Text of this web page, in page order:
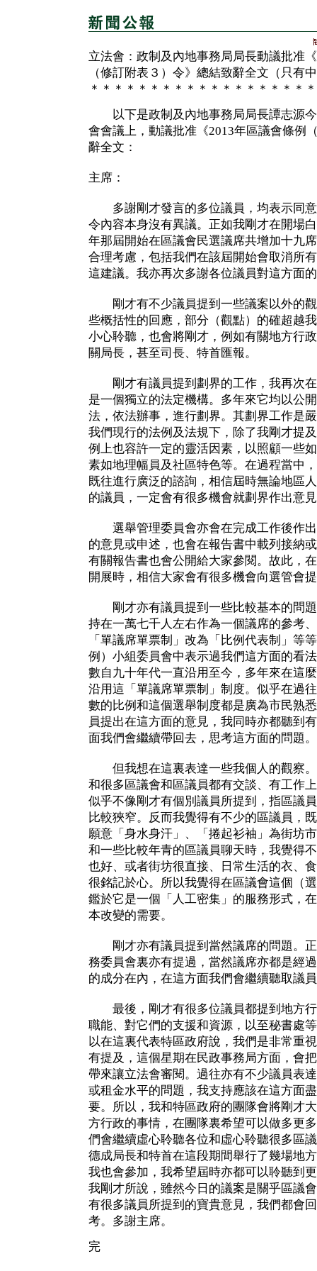
立法會：政制及內地事務局局長動議批准
（修訂附表３）令》總結致辭全文（只有
＊＊＊＊＊＊＊＊＊＊＊＊＊＊＊＊＊＊
以下是政制及內地事務局局長譚志源今
會會議上，動議批准《2013年區議會條例
辭全文：
主席：
多謝剛才發言的多位議員，均表示同意
令內容本身沒有異議。正如我剛才在開場
年那屆開始在區議會民選議席共增加十九
合理考慮，包括我們在該屆開始會取消所
這建議。我亦再次多謝各位議員對這方面
剛才有不少議員提到一些議案以外的觀
些概括性的回應，部分（觀點）的確超越
小心聆聽，也會將剛才，例如有關地方行
關局長，甚至司長、特首匯報。
剛才有議員提到劃界的工作，我再次在
是一個獨立的法定機構。多年來它均以公
法，依法辦事，進行劃界。其劃界工作是
我們現行的法例及法規下，除了我剛才提
例上也容許一定的靈活因素，以照顧一些
素如地理幅員及社區特色等。在過程當中
既往進行廣泛的諮詢，相信屆時無論地區
的議員，一定會有很多機會就劃界作出意
選舉管理委員會亦會在完成工作後作出
的意見或申述，也會在報告書中載列接納
有關報告書也會公開給大家參閱。故此，
開展時，相信大家會有很多機會向選管會
剛才亦有議員提到一些比較基本的問題
持在一萬七千人左右作為一個議席的參考
「單議席單票制」改為「比例代表制」等
例）小組委員會中表示過我們這方面的看
數自九十年代一直沿用至今，多年來在這
沿用這「單議席單票制」制度。似乎在過
數的比例和這個選舉制度都是廣為市民熟
員提出在這方面的意見，我同時亦都聽到
面我們會繼續帶回去，思考這方面的問題。
但我想在這裏表達一些我個人的觀察。
和很多區議會和區議員都有交談、有工作
似乎不像剛才有個別議員所提到，指區議
比較狹窄。反而我覺得有不少的區議員，
願意「身水身汗」、「捲起衫袖」為街坊
和一些比較年青的區議員聊天時，我覺得
也好、或者街坊很直接、日常生活的衣、
很銘記於心。所以我覺得在區議會這個（
鑑於它是一個「人工密集」的服務形式，
本改變的需要。
剛才亦有議員提到當然議席的問題。正
務委員會裏亦有提過，當然議席亦都是經
的成分在內，在這方面我們會繼續聽取議
最後，剛才有很多位議員都提到地方行
職能、對它們的支援和資源，以至秘書處
以在這裏代表特區政府說，我們是非常重
有提及，這個星期在民政事務局方面，會
帶來讓立法會審閱。過往亦有不少議員表
或租金水平的問題，我支持應該在這方面
要。所以，我和特區政府的團隊會將剛才
方行政的事情，在團隊裏希望可以做多更
們會繼續虛心聆聽各位和虛心聆聽很多區
德成局長和特首在這段期間舉行了幾場地
我也會參加，我希望屆時亦都可以聆聽到
我剛才所說，雖然今日的議案是關乎區議
有很多議員所提到的寶貴意見，我們都會
考。多謝主席。
完